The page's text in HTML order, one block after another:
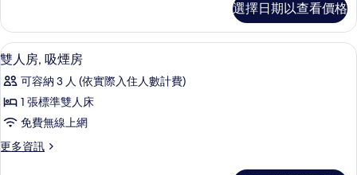
片
煙
房
的
所
有
相
片
房,
非
吸
房
的
情
選擇日期以查看價格
顯
示
雙
人
吸
8
雙人房, 吸煙房
可容納 3 人 (依實際入住人數計費)
1 張標準雙人床
免費無線上網
更多資訊
更